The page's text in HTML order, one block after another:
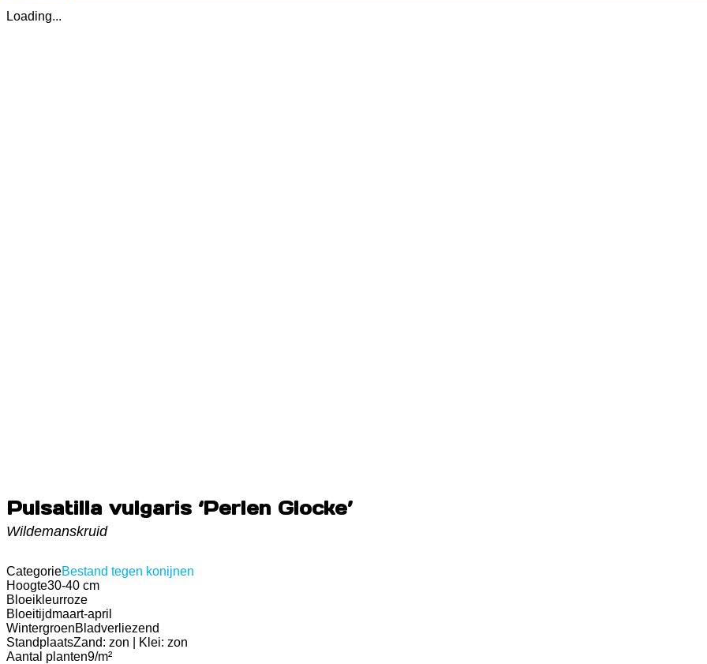
Loading...
Pulsatilla vulgaris ‘Perlen Glocke’
Wildemanskruid
CategorieBestand tegen konijnen
Hoogte30-40 cm
Bloeikleurroze
Bloeitijdmaart-april
WintergroenBladverliezend
StandplaatsZand: zon | Klei: zon
Aantal planten9/m²